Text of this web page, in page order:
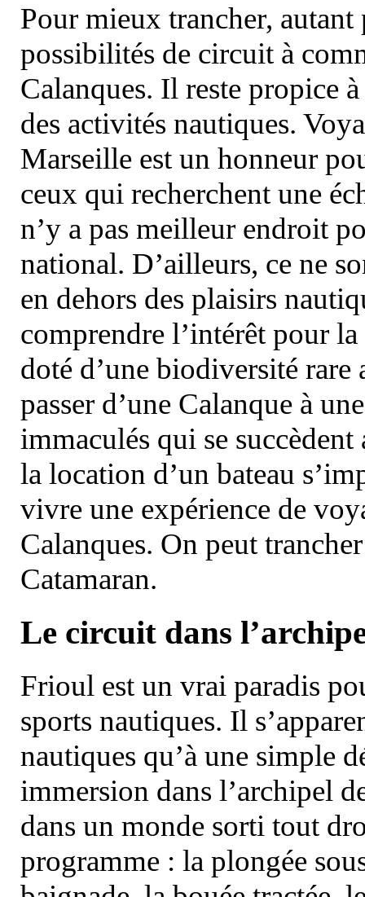
Pour mieux trancher, autant
possibilités de circuit à
Calanques. Il reste propice
des activités nautiques.
Marseille est un honneur
ceux qui recherchent une
n’y a pas meilleur endroit
national. D’ailleurs, ce ne
en dehors des plaisirs
comprendre l’intérêt pour
doté d’une biodiversité
passer d’une Calanque à
immaculés qui se
la location d’un bateau
vivre une expérience de
Calanques. On peut
Catamaran.
Le circuit dans
Frioul est un vrai paradis
sports nautiques. Il
nautiques qu’à une simple
immersion dans l’archipel
dans un monde sorti tout
programme : la plongée